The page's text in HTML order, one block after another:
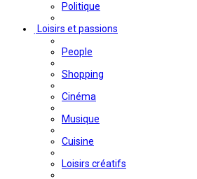
Politique
Loisirs et passions
People
Shopping
Cinéma
Musique
Cuisine
Loisirs créatifs